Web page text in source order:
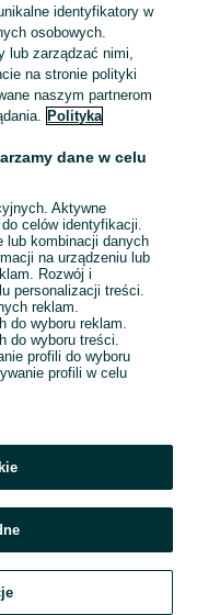
dostępne
identyfikatory w
osobowych.
lub zarządzać nimi,
na stronie polityki
naszym partnerom
Polityka
dane w celu
Aktywne
celów identyfikacji.
lub kombinacji danych
na urządzeniu lub
Rozwój i
personalizacji treści.
reklam.
do wyboru reklam.
do wyboru treści.
profili do wyboru
profili w celu